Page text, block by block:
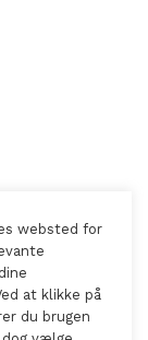
websted for
at klikke på
du brugen